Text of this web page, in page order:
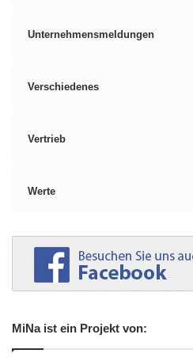
Unternehmensmeldungen
Verschiedenes
Vertrieb
Werte
MiNa ist ein Projekt von: